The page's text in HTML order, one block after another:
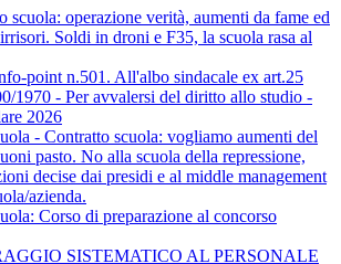
scuola: operazione verità, aumenti da fame ed
Soldi in droni e F35, la scuola rasa al
point n.501. All'albo sindacale ex art.25
1970 - Per avvalersi del diritto allo studio -
2026
- Contratto scuola: vogliamo aumenti del
pasto. No alla scuola della repressione,
decise dai presidi e al middle management
azienda.
Corso di preparazione al concorso
SISTEMATICO AL PERSONALE